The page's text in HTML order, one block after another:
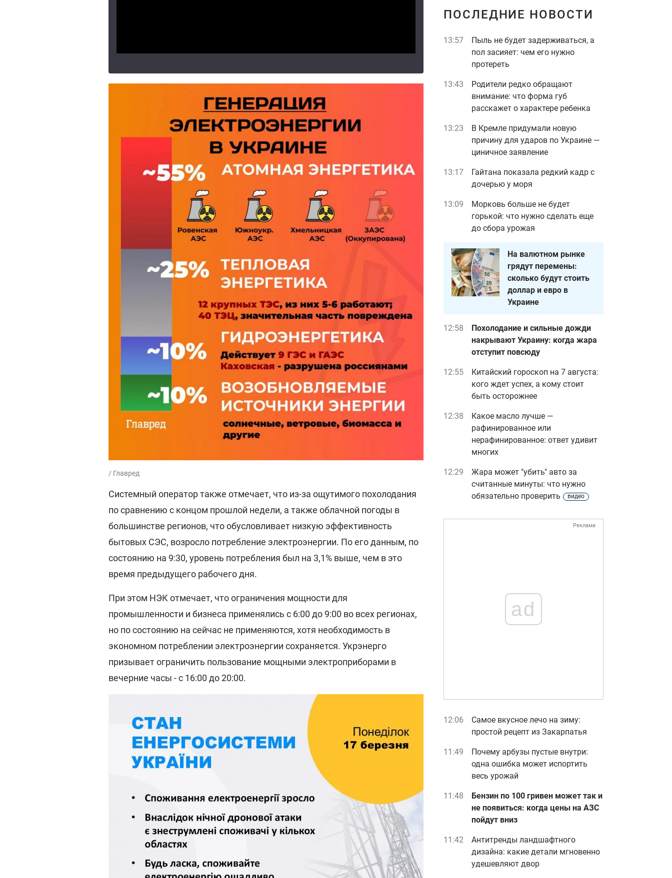
/ Главред
Системный оператор также отмечает, что из-за ощутимого похолодания
по сравнению с концом прошлой недели, а также облачной погоды в
большинстве регионов, что обусловливает низкую эффективность
бытовых СЭС, возросло потребление электроэнергии. По его данным, по
состоянию на 9:30, уровень потребления был на 3,1% выше, чем в это
время предыдущего рабочего дня.
При этом НЭК отмечает, что ограничения мощности для
промышленности и бизнеса применялись с 6:00 до 9:00 во всех регионах,
но по состоянию на сейчас не применяются, хотя необходимость в
экономном потреблении электроэнергии сохраняется. Укрэнерго
призывает ограничить пользование мощными электроприборами в
вечерние часы - с 16:00 до 20:00.
ПОСЛЕДНИЕ НОВОСТИ
13:57
Пыль не будет задерживаться, а
пол засияет: чем его нужно
протереть
13:43
Родители редко обращают
внимание: что форма губ
расскажет о характере ребенка
13:23
В Кремле придумали новую
причину для ударов по Украине —
циничное заявление
13:17
Гайтана показала редкий кадр с
дочерью у моря
13:09
Морковь больше не будет
горькой: что нужно сделать еще
до сбора урожая
На валютном рынке
грядут перемены:
сколько будут стоить
доллар и евро в
Украине
12:58
Похолодание и сильные дожди
накрывают Украину: когда жара
отступит повсюду
12:55
Китайский гороскоп на 7 августа:
кого ждет успех, а кому стоит
быть осторожнее
12:38
Какое масло лучше —
рафинированное или
нерафинированное: ответ удивит
многих
12:29
Жара может "убить" авто за
считанные минуты: что нужно
обязательно проверить
видео
Реклама
ad
12:06
Самое вкусное лечо на зиму:
простой рецепт из Закарпатья
11:49
Почему арбузы пустые внутри:
одна ошибка может испортить
весь урожай
11:48
Бензин по 100 гривен может так и
не появиться: когда цены на АЗС
пойдут вниз
11:42
Антитренды ландшафтного
дизайна: какие детали мгновенно
удешевляют двор